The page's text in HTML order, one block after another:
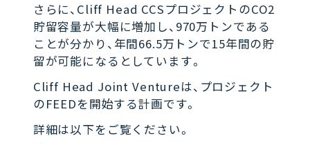
さらに、Cliff Head CCSプロジェクトのCO2
貯留容量が大幅に増加し、970万トンである
ことが分かり、年間66.5万トンで15年間の貯
留が可能になるとしています。
Cliff Head Joint Ventureは、プロジェクト
のFEEDを開始する計画です。
詳細は以下をご覧ください。